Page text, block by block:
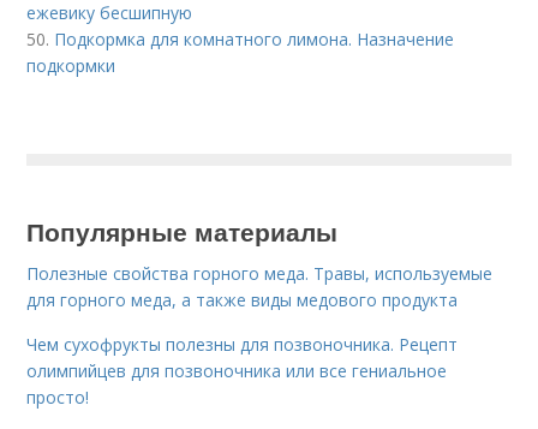
ежевику бесшипную
50. Подкормка для комнатного лимона. Назначение
подкормки
Популярные материалы
Полезные свойства горного меда. Травы, используемые
для горного меда, а также виды медового продукта
Чем сухофрукты полезны для позвоночника. Рецепт
олимпийцев для позвоночника или все гениальное
просто!